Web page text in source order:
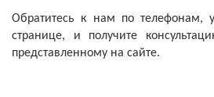
Обратитесь к нам по телефонам,
странице, и получите
представленному на сайте.